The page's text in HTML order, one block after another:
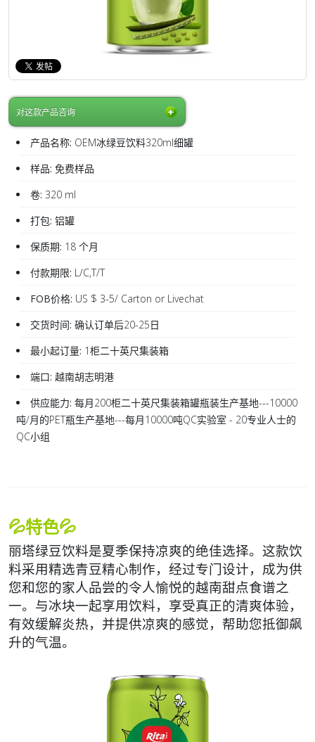
对这款产品咨询
产品名称: OEM冰绿豆饮料320ml细罐
样品: 免费样品
卷: 320 ml
打包: 铝罐
保质期: 18 个月
付款期限: L/C,T/T
FOB价格: US $ 3-5/ Carton or Livechat
交货时间: 确认订单后20-25日
最小起订量: 1柜二十英尺集装箱
端口: 越南胡志明港
供应能力: 每月200柜二十英尺集装箱罐瓶装生产基地---10000
吨/月的PET瓶生产基地---每月10000吨QC实验室 - 20专业人士的
QC小组
💦特色💦
丽塔绿豆饮料是夏季保持凉爽的绝佳选择。这款饮
料采用精选青豆精心制作，经过专门设计，成为供
您和您的家人品尝的令人愉悦的越南甜点食谱之
一。与冰块一起享用饮料，享受真正的清爽体验，
有效缓解炎热，并提供凉爽的感觉，帮助您抵御飙
升的气温。